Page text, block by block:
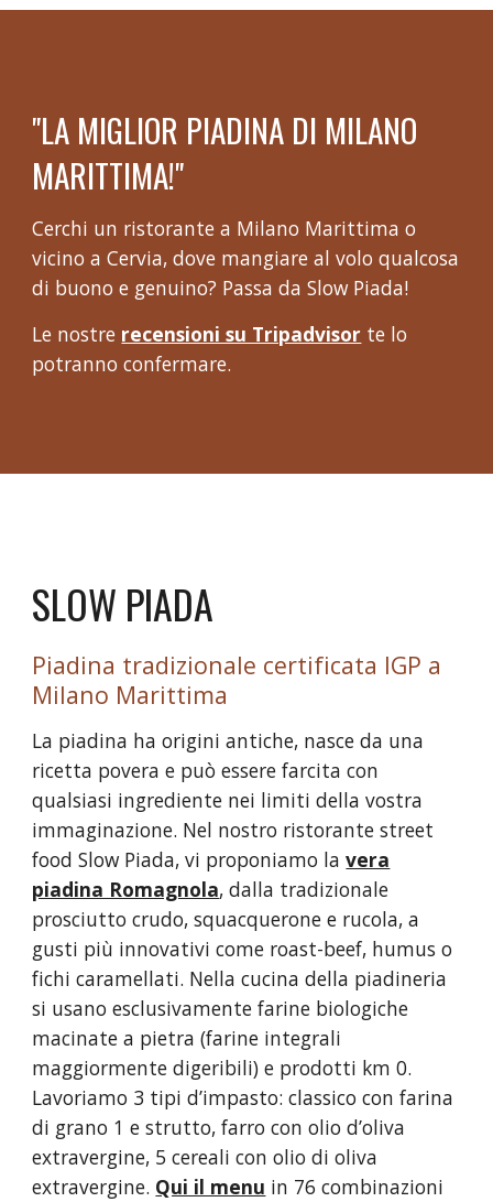
"LA MIGLIOR PIADINA DI MILANO
MARITTIMA!"
Cerchi un ristorante a Milano Marittima o
vicino a Cervia, dove mangiare al volo qualcosa
di buono e genuino? Passa da Slow Piada!
Le nostre recensioni su Tripadvisor te lo
potranno confermare.
SLOW PIADA
Piadina tradizionale certificata IGP a
Milano Marittima
La piadina ha origini antiche, nasce da una
ricetta povera e può essere farcita con
qualsiasi ingrediente nei limiti della vostra
immaginazione. Nel nostro ristorante street
food Slow Piada, vi proponiamo lavera
piadina Romagnola, dalla tradizionale
prosciutto crudo, squacquerone e rucola, a
gusti più innovativi come roast-beef, humus o
fichi caramellati. Nella cucina della piadineria
si usano esclusivamente farine biologiche
macinate a pietra (farine integrali
maggiormente digeribili) e prodotti km 0.
Lavoriamo 3 tipi d’impasto: classico con farina
di grano 1 e strutto, farro con olio d’oliva
extravergine, 5 cereali con olio di oliva
extravergine. Qui il menu in 76 combinazioni